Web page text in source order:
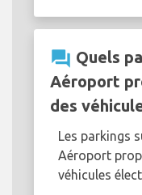
question_answer Quels
Aéroport
des
Les parkings
Aéroport
véhicules